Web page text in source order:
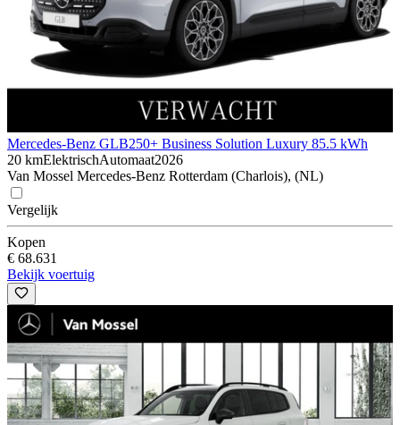
Mercedes-Benz GLB250+ Business Solution Luxury 85.5 kWh
20 kmElektrischAutomaat2026
Van Mossel Mercedes-Benz Rotterdam (Charlois), (NL)
Vergelijk
Kopen
€ 68.631
Bekijk voertuig